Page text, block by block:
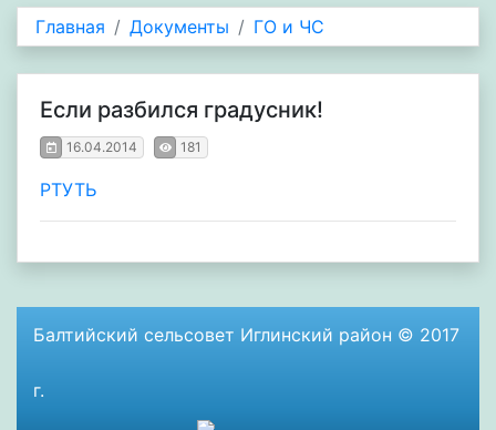
Главная Документы ГО и ЧС
Если разбился градусник!
16.04.2014 181
РТУТЬ
Балтийский сельсовет Иглинский район © 2017
г.